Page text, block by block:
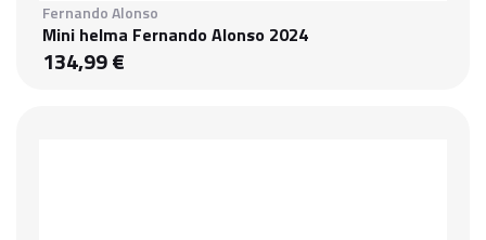
Fernando Alonso
Mini helma Fernando Alonso 2024
134,99 €